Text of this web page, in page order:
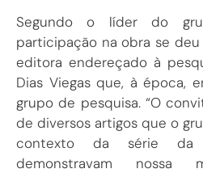
Segundo o líder do
participação na obra se
editora endereçado à
Dias Viegas que, à época,
grupo de pesquisa. “O
de diversos artigos que o
contexto da série
demonstravam